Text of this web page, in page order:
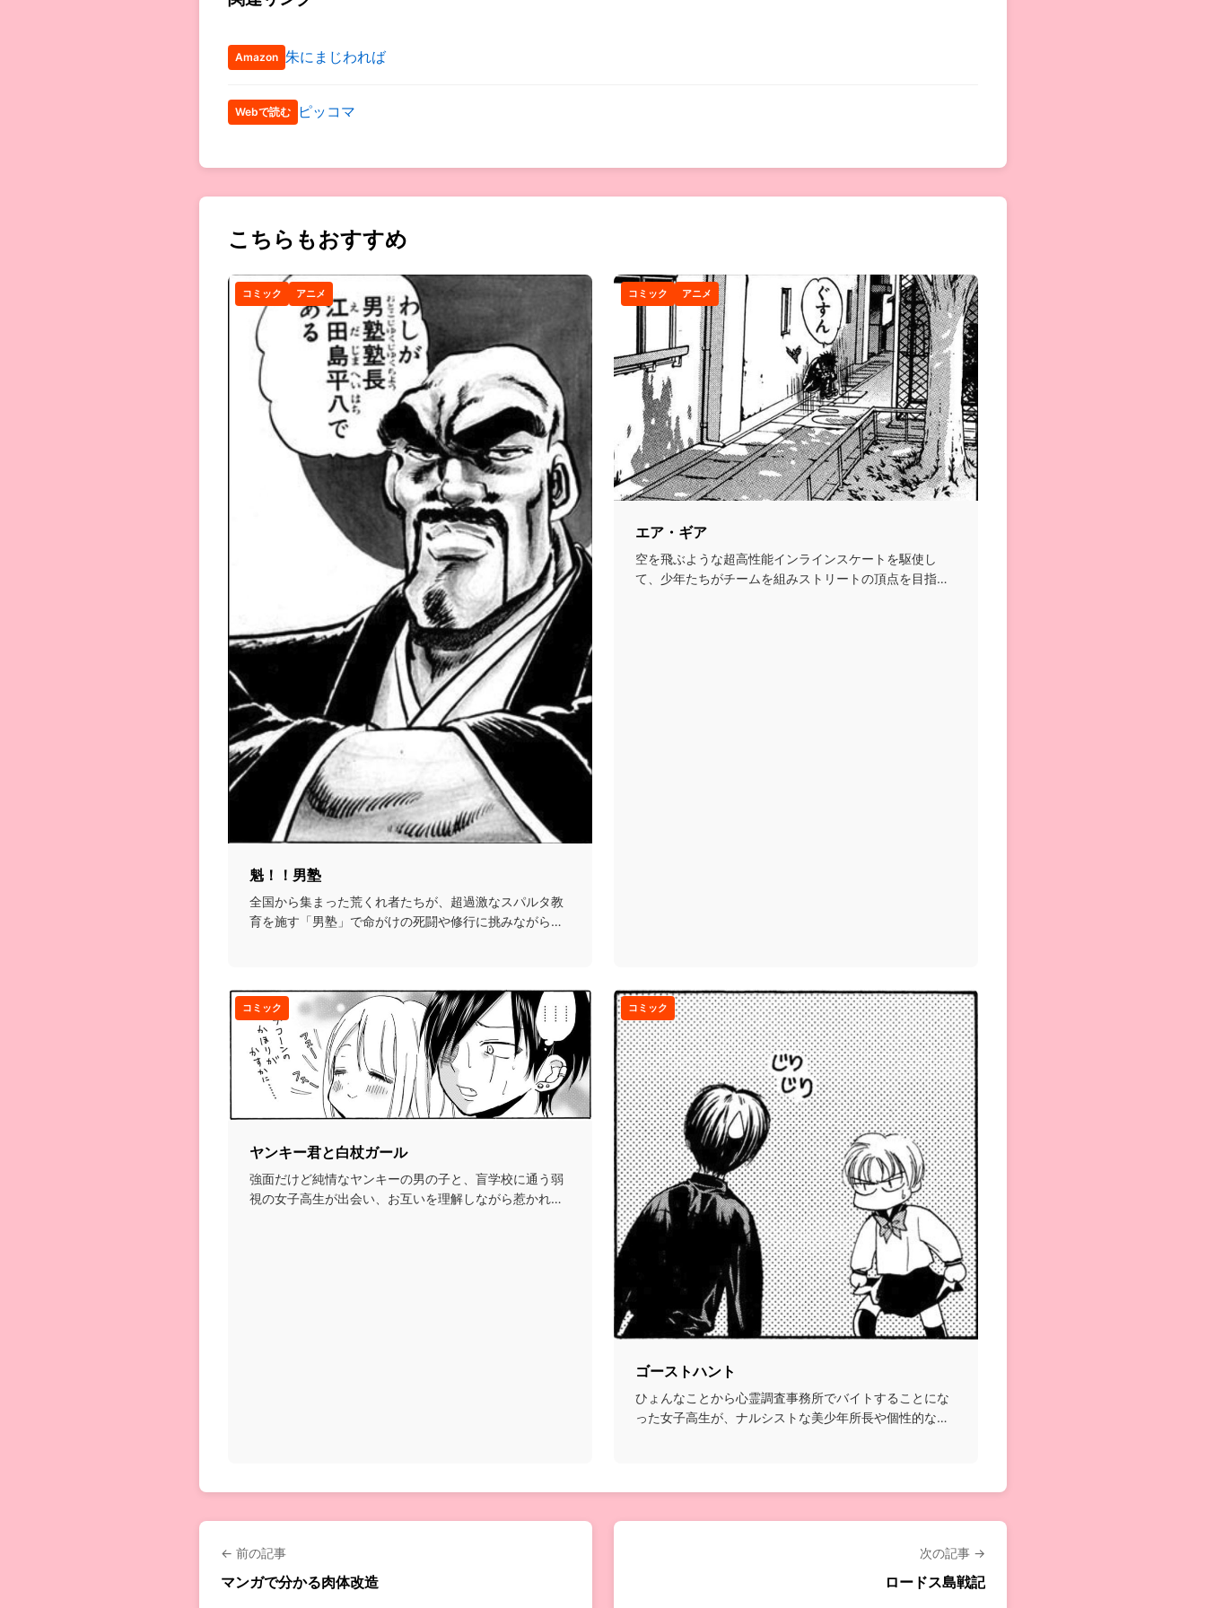
Amazon 朱にまじわれば
Webで読む ピッコマ
こちらもおすすめ
コミック アニメ
魁！！男塾
全国から集まった荒くれ者たちが、超過激なスパルタ教
育を施す「男塾」で命がけの死闘や修行に挑みながら男
コミック アニメ
エア・ギア
空を飛ぶような超高性能インラインスケートを駆使し
て、少年たちがチームを組みストリートの頂点を目指し
コミック
ヤンキー君と白杖ガール
強面だけど純情なヤンキーの男の子と、盲学校に通う弱
視の女子高生が出会い、お互いを理解しながら惹かれ合
コミック
ゴーストハント
ひょんなことから心霊調査事務所でバイトすることにな
った女子高生が、ナルシストな美少年所長や個性的な霊
← 前の記事
マンガで分かる肉体改造
次の記事 →
ロードス島戦記